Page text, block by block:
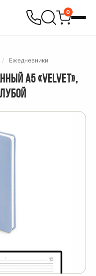
0
Ежедневники
А5 «VELVET»,